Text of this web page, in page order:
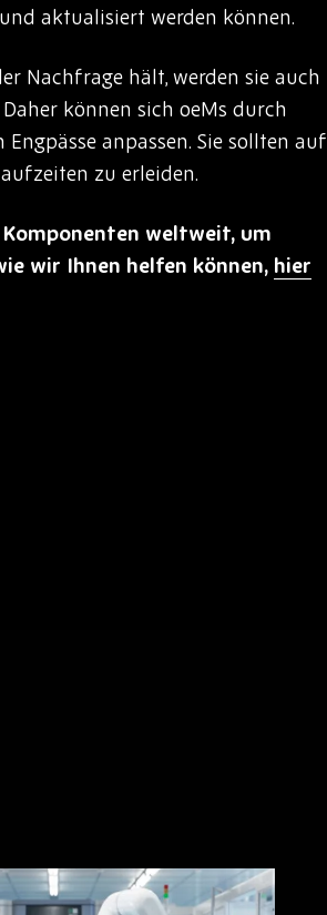
aktualisiert werden können.
Nachfrage hält, werden sie auch
können sich oeMs durch
anpassen. Sie sollten auf
zu erleiden.
weltweit, um
wir Ihnen helfen können, hier